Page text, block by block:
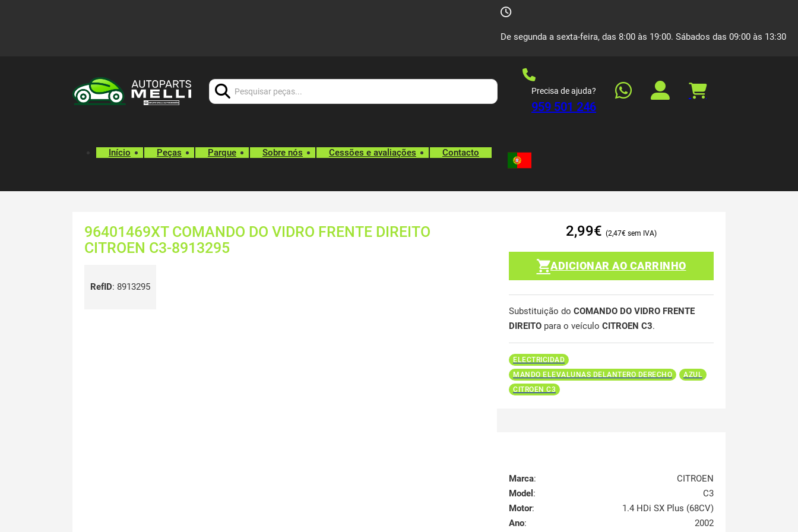
De segunda a sexta-feira, das 8:00 às 19:00. Sábados das 09:00 às 13:30
Precisa de ajuda?
959 501 246
Início Peças Parque Sobre nós Cessões e avaliações Contacto
96401469XT COMANDO DO VIDRO FRENTE DIREITO
CITROEN C3-8913295
RefID: 8913295
2,99€ 2,47€
ADICIONAR AO CARRINHO
Substituição do COMANDO DO VIDRO FRENTE
DIREITO para o veículo CITROEN C3.
ELECTRICIDAD
MANDO ELEVALUNAS DELANTERO DERECHO
AZUL
CITROEN C3
Marca:
CITROEN
Model :
C3
Motor:
1.4 HDi SX Plus (68CV)
Ano: 2002